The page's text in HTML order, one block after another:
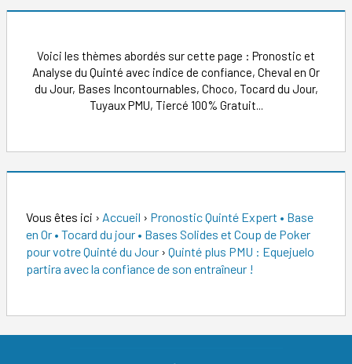
Voici les thèmes abordés sur cette page : Pronostic et
Analyse du Quinté avec indice de confiance, Cheval en Or
du Jour, Bases Incontournables, Choco, Tocard du Jour,
Tuyaux PMU, Tiercé 100% Gratuit...
Vous êtes ici › Accueil › Pronostic Quinté Expert • Base
en Or • Tocard du jour • Bases Solides et Coup de Poker
pour votre Quinté du Jour › Quinté plus PMU : Equejuelo
partira avec la confiance de son entraîneur !